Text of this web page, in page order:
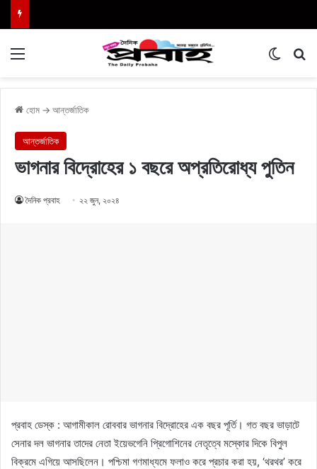
হোম → আন্তর্জাতিক
আন্তর্জাতিক
ভাগনার বিদ্রোহের ১ বছরে অপ্রতিরোধ্য পুতিন
দৈনিক প্রবাহ ২২ জুন, ২০২৪
প্রবাহ ডেস্ক : আগামীকাল রোববার ভাগনার বিদ্রোহের এক বছর পূর্তি। গত বছর ভাড়াটে
সেনার দল ভাগনার তাদের নেতা ইয়েভগেনি প্রিগোশিনের নেতৃত্বে মস্কোর দিকে বিপুল
বিক্রমে এগিয়ে আসছিলেন। পশ্চিমা গণমাধ্যমে ফলাও করে প্রচার করা হয়, ‘থরথর’ করে